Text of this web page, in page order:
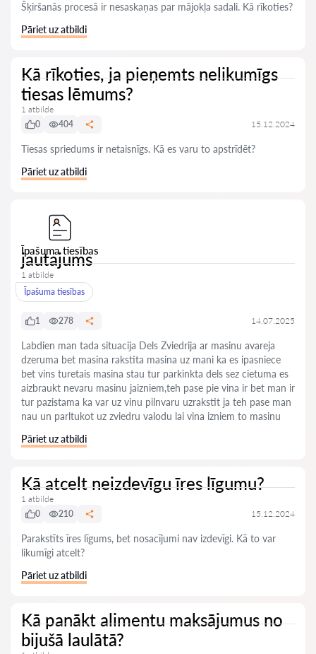
Šķiršanās procesā ir nesaskaņas par mājokļa sadali. Kā rīkoties?
Pāriet uz atbildi
Kā rīkoties, ja pieņemts nelikumīgs
tiesas lēmums?
1 atbilde
0
404 15.12.2024
Tiesas spriedums ir netaisnīgs. Kā es varu to apstrīdēt?
Pāriet uz atbildi
Īpašuma tiesības
jautajums
1 atbilde
Īpašuma tiesības
1 278 14.07.2025
Labdien man tada situacija Dels Zviedrija ar masinu avareja
dzeruma bet masina rakstita masina uz mani ka es ipasniece
bet vins turetais masina stau tur parkinkta dels sez cietuma es
aizbraukt nevaru masinu jaizniem,teh pase pie vina ir bet man ir
tur pazistama ka var uz vinu pilnvaru uzrakstit ja teh pase man
nau un parltukot uz zviedru valodu lai vina izniem to masinu
Pāriet uz atbildi
Kā atcelt neizdevīgu īres līgumu?
1 atbilde
0
210 15.12.2024
Parakstīts īres līgums, bet nosacījumi nav izdevīgi. Kā to var
likumīgi atcelt?
Pāriet uz atbildi
Kā panākt alimentu maksājumus no
bijušā laulātā?